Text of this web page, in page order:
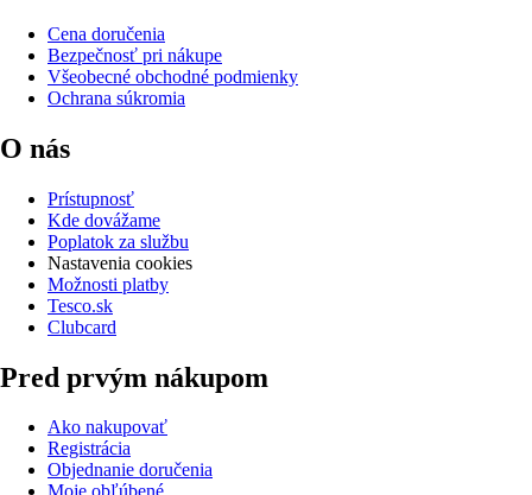
Cena doručenia
Bezpečnosť pri nákupe
Všeobecné obchodné podmienky
Ochrana súkromia
O nás
Prístupnosť
Kde dovážame
Poplatok za službu
Nastavenia cookies
Možnosti platby
Tesco.sk
Clubcard
Pred prvým nákupom
Ako nakupovať
Registrácia
Objednanie doručenia